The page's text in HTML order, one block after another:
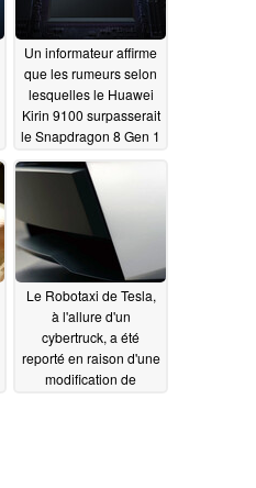
Un informateur affirme
que les rumeurs selon
lesquelles le Huawei
Kirin 9100 surpasserait
le Snapdragon 8 Gen 1
étaient fausses
07/18/2024
Le Robotaxi de Tesla,
à l'allure d'un
cybertruck, a été
reporté en raison d'une
modification de